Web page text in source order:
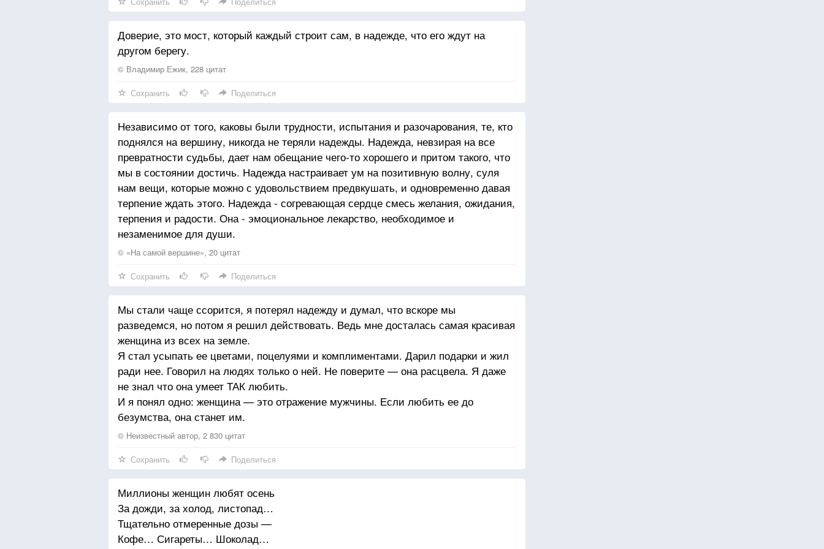
Доверие, это мост, который каждый строит сам, в надежде, что его ждут на
другом берегу.
© Владимир Ежик, 228 цитат
Сохранить Поделиться
Независимо от того, каковы были трудности, испытания и разочарования, те, кто
поднялся на вершину, никогда не теряли надежды. Надежда, невзирая на все
превратности судьбы, дает нам обещание чего-то хорошего и притом такого, что
мы в состоянии достичь. Надежда настраивает ум на позитивную волну, суля
нам вещи, которые можно с удовольствием предвкушать, и одновременно давая
терпение ждать этого. Надежда - согревающая сердце смесь желания, ожидания,
терпения и радости. Она - эмоциональное лекарство, необходимое и
незаменимое для души.
© «На самой вершине», 20 цитат
Сохранить Поделиться
Мы стали чаще ссорится, я потерял надежду и думал, что вскоре мы
разведемся, но потом я решил действовать. Ведь мне досталась самая красивая
женщина из всех на земле.
Я стал усыпать ее цветами, поцелуями и комплиментами. Дарил подарки и жил
ради нее. Говорил на людях только о ней. Не поверите — она расцвела. Я даже
не знал что она умеет ТАК любить.
И я понял одно: женщина — это отражение мужчины. Если любить ее до
безумства, она станет им.
© Неизвестный автор, 2 830 цитат
Сохранить Поделиться
Миллионы женщин любят осень
За дожди, за холод, листопад…
Тщательно отмеренные дозы —
Кофе… Сигареты… Шоколад…